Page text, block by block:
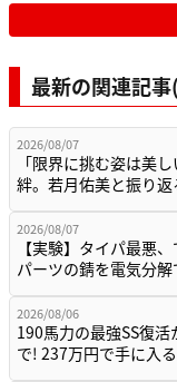
最新の関連記
2026/08/07
「限界に挑む姿は美
絆。若月佑美と振り
2026/08/07
【実験】タイパ最悪
パーツの錆を電気分
2026/08/06
190馬力の最強SS復
で! 237万円で手に入